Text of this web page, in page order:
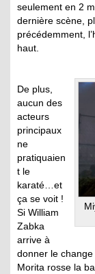
seulement en 2
dernière scène,
précédemment,
haut.
De plus,
aucun des
acteurs
principaux
ne
pratiquaien
t le
karaté…et
ça se voit !
Si William
Zabka
arrive à
donner le
Morita rosse la